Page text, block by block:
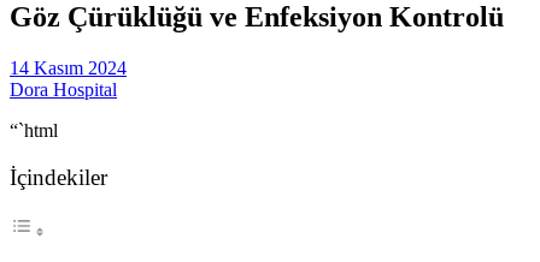
Göz Çürüklüğü ve Enfeksiyon Kontrolü
14 Kasım 2024
Dora Hospital
“`html
İçindekiler